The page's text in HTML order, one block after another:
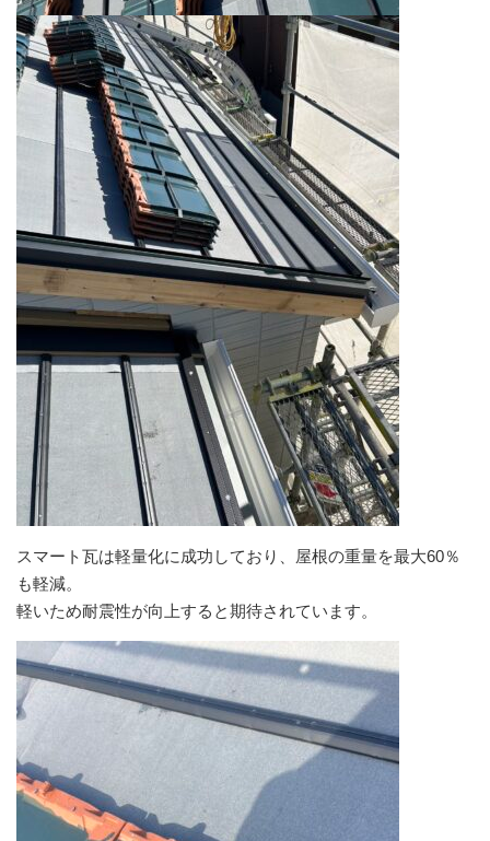
スマート瓦は軽量化に成功しており、屋根の重量を最大60％
も軽減。
軽いため耐震性が向上すると期待されています。